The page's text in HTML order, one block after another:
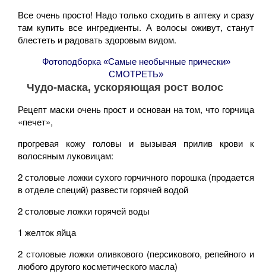
Все очень просто! Надо только сходить в аптеку и сразу
там купить все ингредиенты. А волосы оживут, станут
блестеть и радовать здоровым видом.
Фотоподборка «Самые необычные прически»
СМОТРЕТЬ»
Чудо-маска, ускоряющая рост волос
Рецепт маски очень прост и основан на том, что горчица
«печет»,
прогревая кожу головы и вызывая прилив крови к
волосяным луковицам:
2 столовые ложки сухого горчичного порошка (продается
в отделе специй) развести горячей водой
2 столовые ложки горячей воды
1 желток яйца
2 столовые ложки оливкового (персикового, репейного и
любого другого косметического масла)